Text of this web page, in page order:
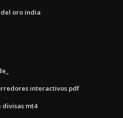
oro india
interactivos pdf
mt4